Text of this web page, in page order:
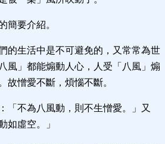
簡要介紹。
的生活中是不可避免的，又常常為世
風」都能煽動人心，人受「八風」煽
故憎愛不斷，煩惱不斷。
「不為八風動，則不生憎愛。」又
如虛空。」